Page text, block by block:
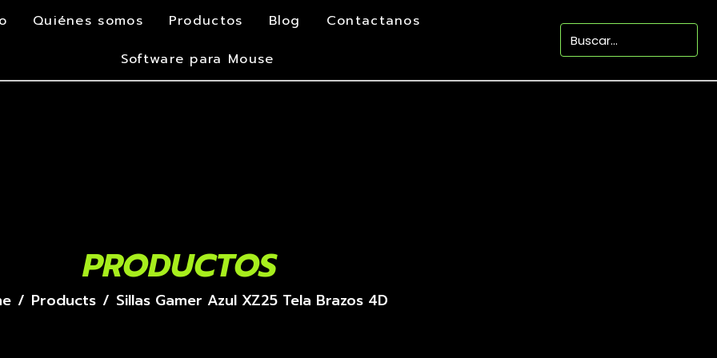
Quiénes somos Productos Blog
Contactanos
Software para Mouse
PRODUCTOS
Products Sillas Gamer Azul XZ25 Tela Brazos 4D